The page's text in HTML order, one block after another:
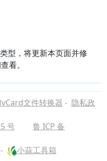
型，将更新本页面并修
看。
文件转换器 - 隐私政
号
鲁 ICP 备
- 小蒜工具箱